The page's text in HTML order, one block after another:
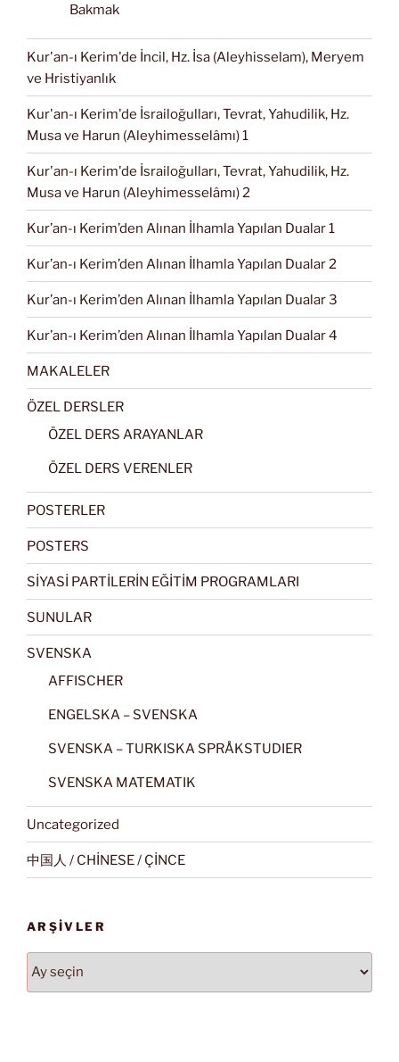
Bakmak
Kur'an-ı Kerim'de İncil, Hz. İsa (Aleyhisselam), Meryem
ve Hristiyanlık
Kur'an-ı Kerim'de İsrailoğulları, Tevrat, Yahudilik, Hz.
Musa ve Harun (Aleyhimesselâmı) 1
Kur'an-ı Kerim'de İsrailoğulları, Tevrat, Yahudilik, Hz.
Musa ve Harun (Aleyhimesselâmı) 2
Kur’an-ı Kerim’den Alınan İlhamla Yapılan Dualar 1
Kur’an-ı Kerim’den Alınan İlhamla Yapılan Dualar 2
Kur’an-ı Kerim’den Alınan İlhamla Yapılan Dualar 3
Kur’an-ı Kerim’den Alınan İlhamla Yapılan Dualar 4
MAKALELER
ÖZEL DERSLER
ÖZEL DERS ARAYANLAR
ÖZEL DERS VERENLER
POSTERLER
POSTERS
SİYASİ PARTİLERİN EĞİTİM PROGRAMLARI
SUNULAR
SVENSKA
AFFISCHER
ENGELSKA – SVENSKA
SVENSKA – TURKISKA SPRÅKSTUDIER
SVENSKA MATEMATIK
Uncategorized
中国人 / CHİNESE / ÇİNCE
ARŞIVLER
Arşivler